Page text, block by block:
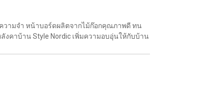
วามจำ หน้าบอร์ดผลิตจากไม้ก๊อกคุณภาพดี ทน
คาบ้าน Style Nordic เพิ่มความอบอุ่นให้กับบ้าน